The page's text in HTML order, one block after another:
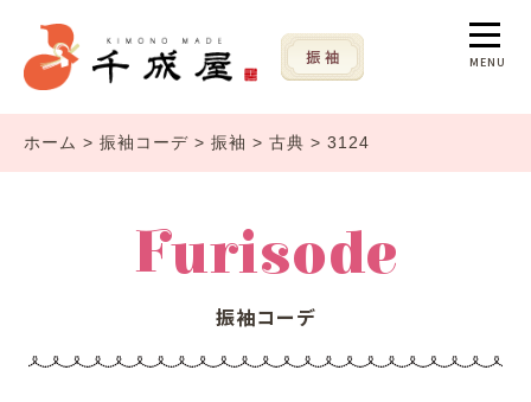
MENU
ホーム > 振袖コーデ > 振袖 > 古典 > 3124
Furisode
振袖コーデ